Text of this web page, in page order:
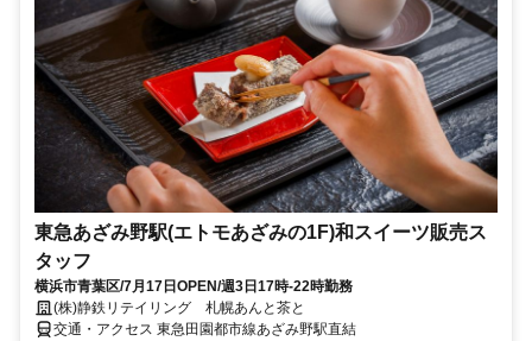
東急あざみ野駅(エトモあざみの1F)和スイーツ販売ス
タッフ
横浜市青葉区/7月17日OPEN/週3日17時-22時勤務
(株)静鉄リテイリング 札幌あんと茶と
交通・アクセス 東急田園都市線あざみ野駅直結